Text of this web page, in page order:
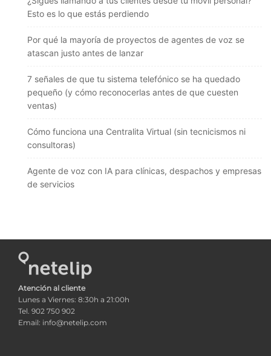
Esto es lo que estás perdiendo
Por qué la mayoría de proyectos de agentes de voz se
atascan justo antes de lanzar
7 señales de que tu sistema telefónico se ha quedado
pequeño (y cómo reconocerlas antes de que cuesten
ventas)
Cómo funciona una Centralita Virtual (sin tecnicismos ni
consultoras)
Agente de voz con IA para clínicas, despachos y empresas
de servicios
Atención al cliente
Lunes a Viernes: 8:30h a 21:00h
Tel. 902 750 902
Email: info@netelip.com